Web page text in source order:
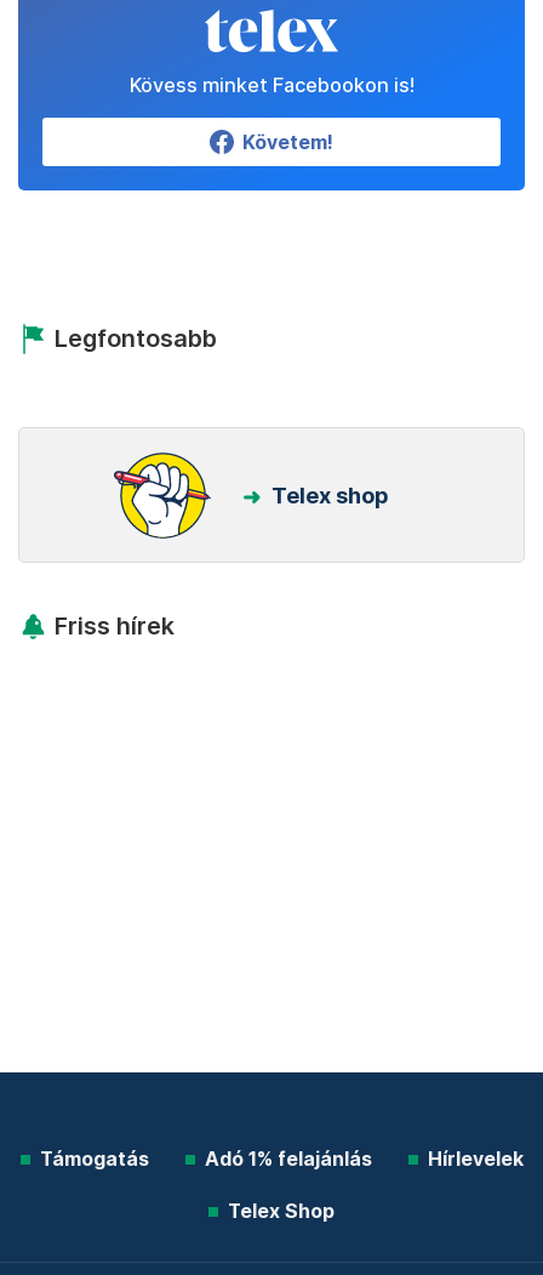
Kövess minket Facebookon is!
Követem!
Legfontosabb
Telex shop
Friss hírek
Támogatás Adó 1% felajánlás Hírlevelek
Telex Shop